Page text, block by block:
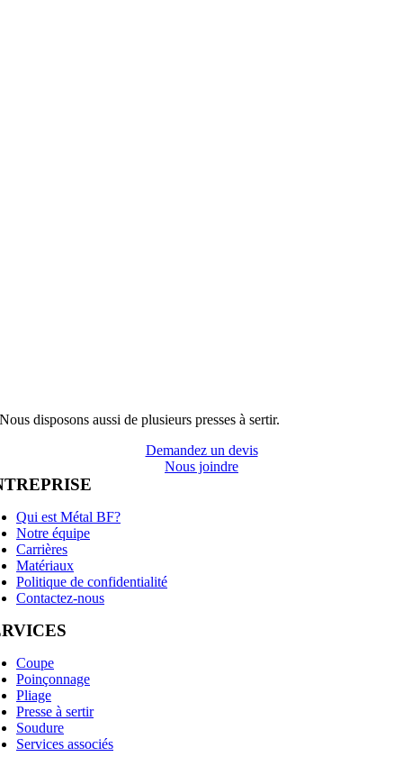
Nous disposons aussi de plusieurs presses à sertir.
Demandez un devis
Nous joindre
Qui est Métal BF?
Notre équipe
Carrières
Matériaux
Politique de confidentialité
Contactez-nous
Coupe
Poinçonnage
Pliage
Presse à sertir
Soudure
Services associés